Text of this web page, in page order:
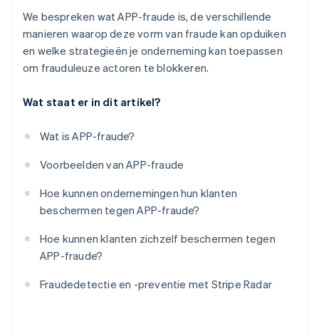
We bespreken wat APP-fraude is, de verschillende
manieren waarop deze vorm van fraude kan opduiken
en welke strategieën je onderneming kan toepassen
om frauduleuze actoren te blokkeren.
Wat staat er in dit artikel?
Wat is APP-fraude?
Voorbeelden van APP-fraude
Hoe kunnen ondernemingen hun klanten
beschermen tegen APP-fraude?
Hoe kunnen klanten zichzelf beschermen tegen
APP-fraude?
Fraudedetectie en -preventie met Stripe Radar